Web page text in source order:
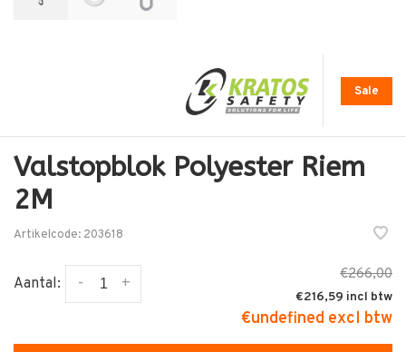
Sale
Valstopblok Polyester Riem
2M
Artikelcode: 203618
Aantal: +
-
€266,00
€216,59
€undefined excl btw